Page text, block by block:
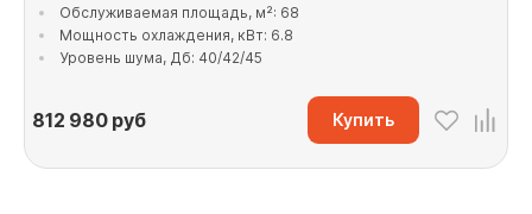
Обслуживаемая площадь, м²: 68
Мощность охлаждения, кВт: 6.8
Уровень шума, Дб: 40/42/45
812 980руб Купить